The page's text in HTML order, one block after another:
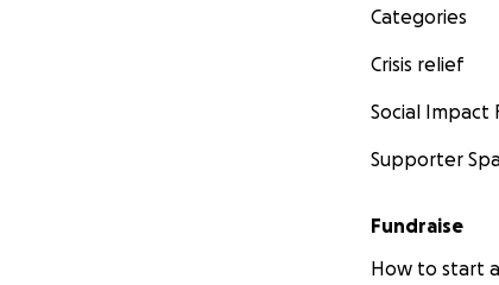
Categories
Crisis relief
Social Impact
Supporter
Fundraise
How to start